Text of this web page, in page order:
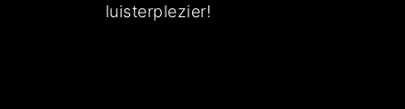
luisterplezier!